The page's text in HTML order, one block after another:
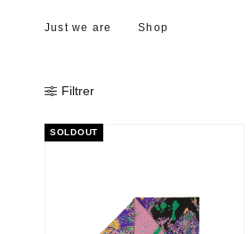
Just we are Shop
Filtrer
SOLDOUT